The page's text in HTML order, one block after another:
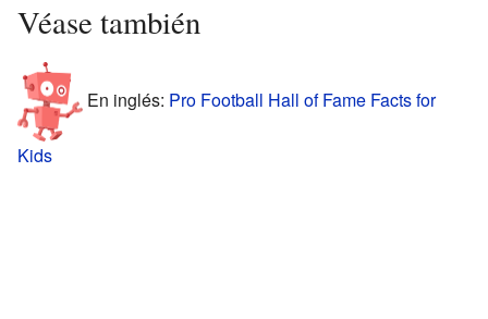
Véase también
En inglés: Pro Football Hall of Fame Facts for
Kids